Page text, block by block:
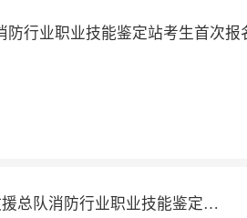
防行业职业技能鉴定站考生首次报
业技能鉴定站2025年10月第一批次消防设施操作员职业技能鉴定公告